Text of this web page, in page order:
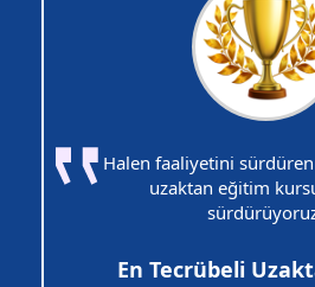
Halen faaliyetini
uzaktan eğitim
En Tecrübeli